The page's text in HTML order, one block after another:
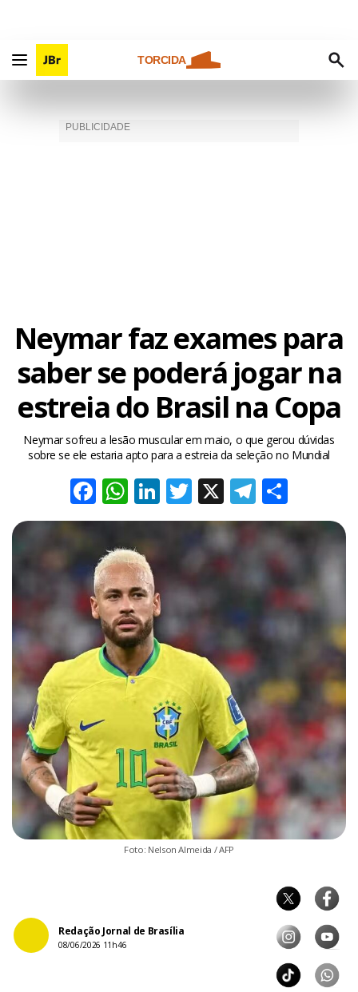
TORCIDA
Neymar faz exames para
saber se poderá jogar na
estreia do Brasil na Copa
Neymar sofreu a lesão muscular em maio, o que gerou dúvidas
sobre se ele estaria apto para a estreia da seleção no Mundial
Facebook
WhatsApp
LinkedIn
Twitter
X
Foto: Nelson Almeida / AFP
Redação Jornal de Brasília
08/06/2026 11h46